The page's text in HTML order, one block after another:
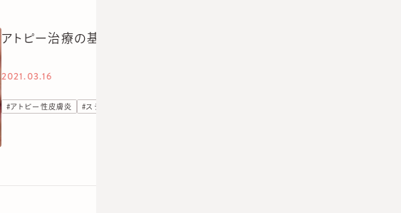
アトピー治療の基本は外用療法にあり。
2021.03.16
#アトピー性皮膚炎 # ステロイド